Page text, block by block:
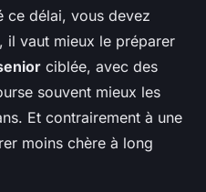
ce délai, vous devez
il vaut mieux le préparer
ciblée, avec des
souvent mieux les
Et contrairement à une
moins chère à long